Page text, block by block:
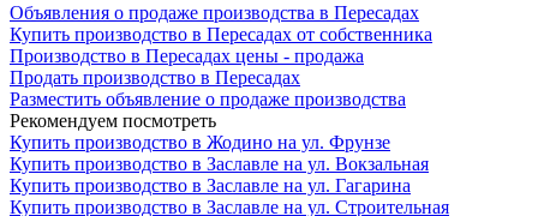
Объявления о продаже производства в Пересадах
Купить производство в Пересадах от собственника
Производство в Пересадах цены - продажа
Продать производство в Пересадах
Разместить объявление о продаже производства
Рекомендуем посмотреть
Купить производство в Жодино на ул. Фрунзе
Купить производство в Заславле на ул. Вокзальная
Купить производство в Заславле на ул. Гагарина
Купить производство в Заславле на ул. Строительная